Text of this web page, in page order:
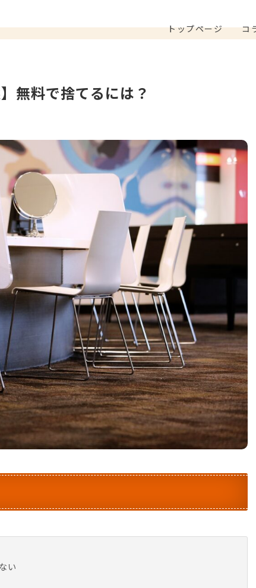
トップページ コ
無料で捨てるには？
い